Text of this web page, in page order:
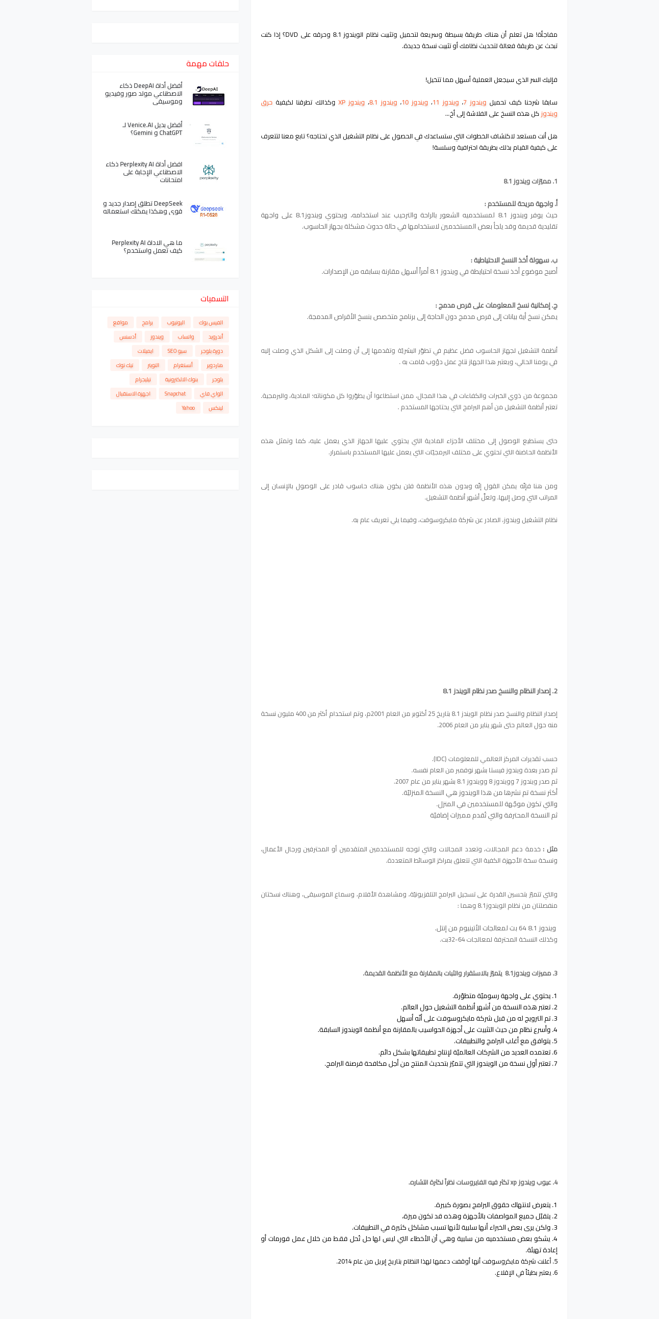
مفاجأة! هل تعلم أن هناك طريقة بسيطة وسريعة لتحميل وتثبيت نظام الويندوز 8.1 وحرقه على DVD؟
إذا كنت
تبحث عن طريقة فعالة لتحديث نظامك أو تثبيت نسخة جديدة.
فإليك السر الذي سيجعل العملية أسهل مما تتخيل!
سابقا شرحنا كيف تحميل ويندوز 7 ، ويندوز 11 ، ويندوز 10 ، ويندوز 8.1 ، ويندوز XP وكذالك تطرقنا لكيفية حرق
ويندوز كل هذه النسخ على الفلاشة إلى أخ...
هل أنت مستعد لاكتشاف الخطوات التي ستساعدك في الحصول على نظام التشغيل الذي تحتاجه؟ تابع معنا لتتعرف
على كيفية القيام بذلك بطريقة احترافية وسلسة!
1. مميّزات ويندوز 8.1
أ. واجهة مريحة للمستخدم :
حيث يوفر ويندوز 8.1 لمستخدميه الشعور بالراحة والترحيب عند استخدامه، ويحتوي ويندوز8.1 على واجهة
تقليدية قديمة وقد يلجأ بعض المستخدمين لاستخدامها في حالة حدوث مشكلة بجهاز الحاسوب.
ب. سهولة أخذ النسخ الاحتياطية :
أصبح موضوع أخذ نسخة احتيايطة في ويندوز 8.1 أمراً أسهل مقارنة بسابقه من الإصدارات.
ج.إمكانية نسخ المعلومات على قرص مدمج :
يمكن نسخ أية بيانات إلى قرص مدمج دون الحاجة إلى برنامج متخصص بنسخ الأقراص المدمجة.
أنظمة التشغيل لجهاز الحاسوب فضل عظيم في تطوّر البشريّة وتقدمها إلى أن وصلت إلى الشكل الذي وصلت إليه
في يومنا الحالي، ويعتبر هذا الجهاز نتاج عمل دؤوب قامت به .
مجموعة من ذوي الخبرات والكفاءات في هذا المجال، ممن استطاعوا أن يطوّروا كل مكوناته؛ المادية، والبرمجية.
تعتبر أنظمة التشغيل من أهم البرامج التييحتاجها المستخدم .
حتى يستطيع الوصول إلى مختلف الأجزاء المادية التي يحتوي عليها الجهاز الذي يعمل عليه، كما وتمثل هذه
الأنظمة الحاضنة التي تحتوي على مختلف البرمجيّات التي يعمل عليها المستخدم باستمرار.
ومن هنا فإنّه يمكن القول إنّه وبدون هذه الأنظمة فلن يكون هناك حاسوب قادر على الوصول بالإنسان إلى
المراتب التي وصل إليها. ولعلَّ أشهر أنظمة التشغيل.
نظام التشغيل ويندوز، الصادر عن شركة مايكروسوفت، وفيما يلي تعريف عام به.
2. إصدار النظام والنسخ صدر نظام الويندز 8.1
إصدار النظام والنسخ صدر نظام الويندز 8.1 بتاريخ 25 أكتوبر من العام 2001م، وتم استخدام أكثر من 400 مليون نسخة
منه حول العالم حتى شهر يناير من العام 2006.
حسب تقديرات المركز العالمي للمعلومات (IDC).
ثم صدر بعدة ويندوز فيستا بشهر نوفمبر من العام نفسه.
ثم صدر ويندوز 7 وويندوز 8 وويندوز 8.1 بشهر يناير من عام 2007.
أكثر نسخة تم نشرها من هذا الويندوز هي النسخة المنزليّة.
والتي تكون موجّهة للمستخدمين في المنزل.
ثم النسخة المحترفة والتي تُقدم مميزات إضافيّة
مثل : خدمة دعم المجالات، وتعدد المجالات والتي توجه للمستخدمين المتقدمين أو المحترفين ورجال الأعمال،
ونسخة سخة الأجهزة الكفية التي تتعلق بمراكز الوسائط المتعددة.
والتي تتميّز بتحسين القدرة على تسجيل البرامج التلفزيونيّة، ومشاهدة الأفلام، وسماع الموسيقى، وهناك نسختان
منفصلتان من نظام الويندوز8.1 وهما :
ويندوز 8.1 64 بت لمعالجات الأتينيوم من إنتل.
وكذلك النسخة المحترفة لمعالجات 64-32بت.
3. مميزات ويندوز8.1 يتميّز بالاستقرار والثبات بالمقارنة مع الأنظمة القديمة.
1. يحتوي على واجهة رسوميّة متطوّرة.
2. تعتبر هذه النسخة من أشهر أنظمة التشغيل حول العالم.
3. تم الترويج له من قبل شركة مايكروسوفت على أنّه أسهل
4. وأسرع نظام من حيث التثبيت على أجهزة الحواسيب بالمقارنة مع أنظمة الويندوز السابقة.
5. يتوافق مع أغلب البرامج والتطبيقات.
6. تعتمده العديد من الشركات العالميّة لإنتاج تطبيقاتها بشكل دائم.
7. تعتبر أول نسخة من الويندوز التي تتميّز بتحديث المنتج من أجل مكافحة قرصنة البرامج.
4. عيوب ويندوز xp تكثر فيه الفايروسات نظراً لكثرة انتشاره.
1. يتعرض لانتهاك حقوق البرامج بصورة كبيرة.
2. يتقبّل جميع المواصفات بالأجهزة وهذه قد تكون ميزة،
3. ولكن يرى بعض الخبراء أنها سلبية لأنها تسبب مشاكل كثيرة في التطبيقات.
4. يشكو بعض مستخدميه من سلبية وهي أن الأخطاء التي ليس لها حل تُحل فقط من خلال عمل فورمات أو
إعادة تهيئة.
5. أعلنت شركة مايكروسوفت أنها أوقفت دعمها لهذا النظام بتاريخ إبريل من عام 2014.
6. يعتبر بطيئاً في الإقلاع.
حلقات مهمة
أفضل أداة DeepAI ذكاء
الاصطناعي مولد صور وفيديو
وموسيقى
أفضل بديل Venice.AI لـ
ChatGPT و Gemini؟
افضل أداة Perplexity AI ذكاء
الاصطناعي الإجابة على
امتحانات
DeepSeek تطلق إصدار جديد و
قوي وهكذا يمكنك استعماله
ما هي الاداة Perplexity AI
كيف تعمل واستخدم؟
التسميات
الفيس بوك اليوتيوب برامج
مواقع
أندرويد
واتساب ويندوز
أدسنس
دورة بلوجر
سيو SEO
ايميلات
هاردوير
أنستغرام التويتر
تيك توك
بلوجر
بنوك الالكترونية
تيليجرام
الواي فاي
Snapchat
اجهزة الاستقبال
لينكس
Yahoo